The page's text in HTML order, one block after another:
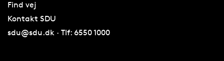
Find vej
Kontakt SDU
sdu@sdu.dk · Tlf: 6550 1000